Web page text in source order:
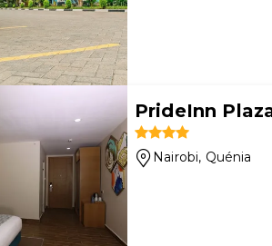
PrideInn
Nairobi, Quénia